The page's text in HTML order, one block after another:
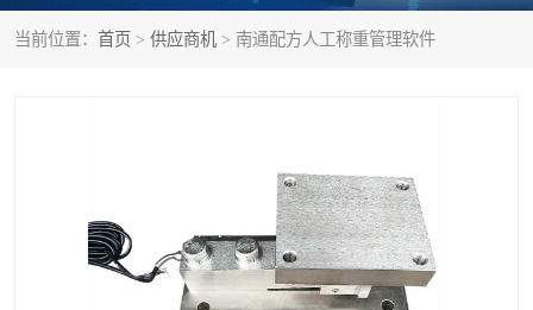
当前位置： 首页 > 供应商机 > 南通配方人工称重管理软件
屠宰轨道秤 检重秤